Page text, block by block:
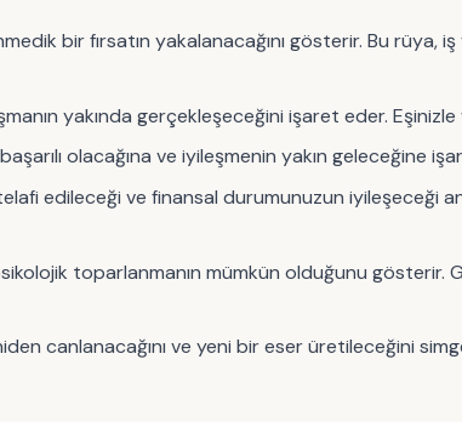
bir fırsatın yakalanacağını gösterir. Bu rüya,
yakında gerçekleşeceğini işaret eder.
olacağına ve iyileşmenin yakın geleceğine
edileceği ve finansal durumunuzun iyileşeceği
toparlanmanın mümkün olduğunu gösterir.
canlanacağını ve yeni bir eser üretileceğini